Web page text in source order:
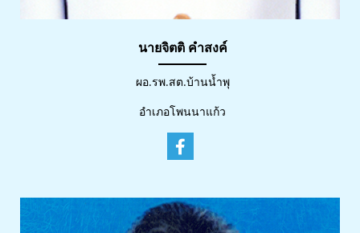
นายจิตติ คำสงค์
ผอ.รพ.สต.บ้านน้ำพุ
อำเภอโพนนาแก้ว